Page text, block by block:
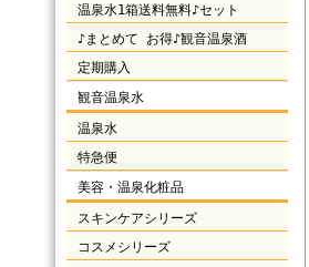
温泉水1箱送料無料♪セット
♪まとめて お得♪観音温泉酒
定期購入
観音温泉水
温泉水
特急便
美容・温泉化粧品
スキンケアシリーズ
コスメシリーズ